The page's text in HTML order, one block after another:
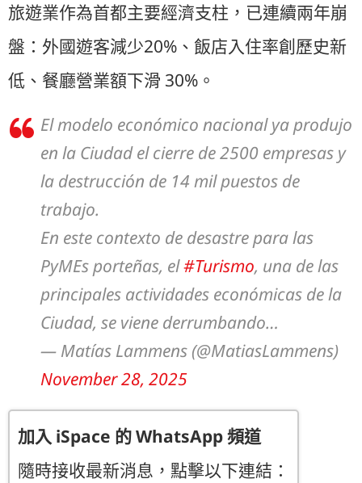
旅遊業作為首都主要經濟支柱，已連續兩年崩
盤：外國遊客減少20%、飯店入住率創歷史新
低、餐廳營業額下滑 30%。
El modelo económico nacional ya produjo
en la Ciudad el cierre de 2500 empresas y
la destrucción de 14 mil puestos de
trabajo.
En este contexto de desastre para las
PyMEs porteñas, el#Turismo, una de las
principales actividades económicas de la
Ciudad, se viene derrumbando…
— Matías Lammens (@MatiasLammens)
November 28, 2025
加入 iSpace 的 WhatsApp 頻道
隨時接收最新消息，點擊以下連結：